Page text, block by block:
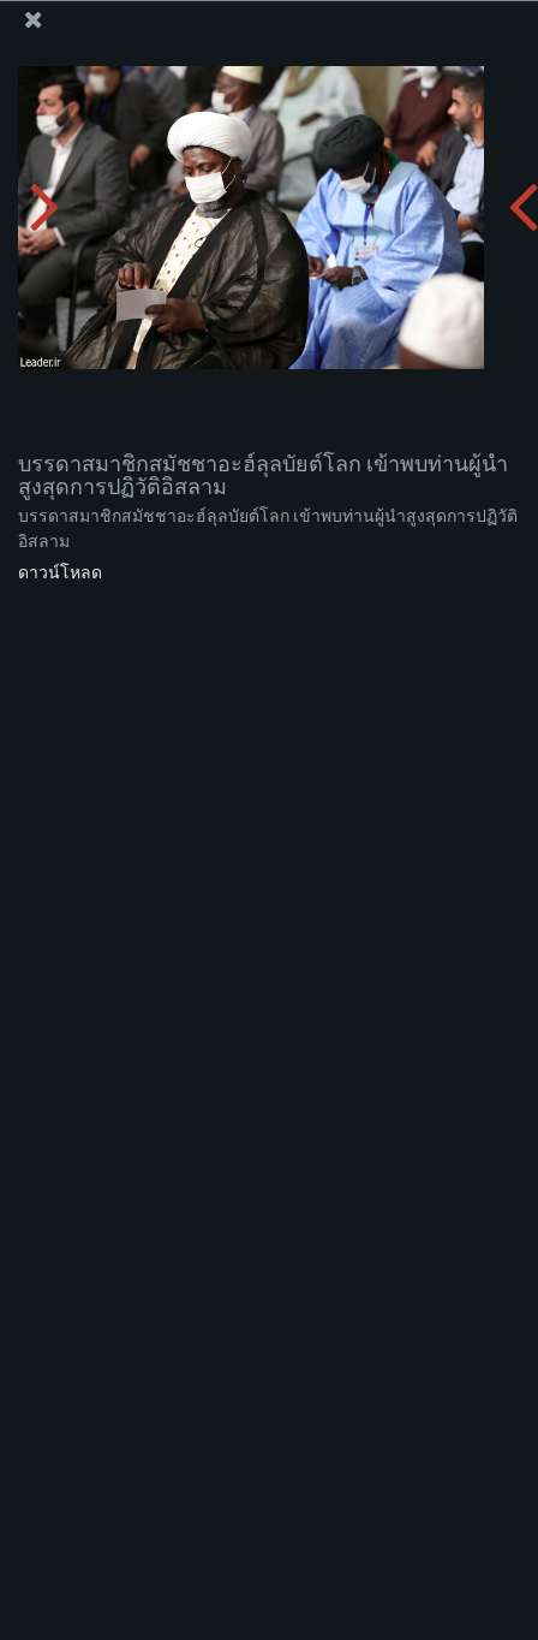
บรรดาสมาชิกสมัชชาอะฮ์ลุลบัยต์โลก เข้าพบท่านผู้นำ
สูงสุดการปฏิวัติอิสลาม
อัพโหลดอัลบั่ม:
บรรดาสมาชิกสมัชชาอะฮ์ลุลบัยต์โลก เข้าพบท่านผู้นำ
สูงสุดการปฏิวัติอิสลาม
บรรดาสมาชิกสมัชชาอะฮ์ลุลบัยต์โลก เข้าพบท่านผู้นำสูงสุดการปฏิวัติ
อิสลาม
ดาวน์โหลด